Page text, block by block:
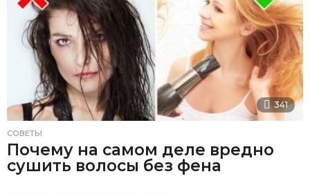
341
СОВЕТЫ
Почему на самом деле вредно
сушить волосы без фена